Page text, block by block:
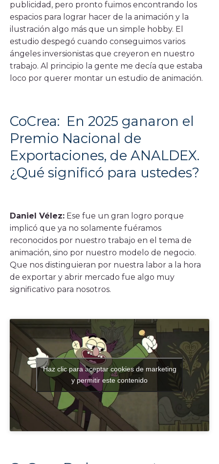
publicidad, pero pronto fuimos encontrando los
espacios para lograr hacer de la animación y la
ilustración algo más que un simple hobby. El
estudio despegó cuando conseguimos varios
ángeles inversionistas que creyeron en nuestro
trabajo. Al principio la gente me decía que estaba
loco por querer montar un estudio de animación.
CoCrea: En 2025 ganaron el
Premio Nacional de
Exportaciones, de ANALDEX.
¿Qué significó para ustedes?
Daniel Vélez: Ese fue un gran logro porque
implicó que ya no solamente fuéramos
reconocidos por nuestro trabajo en el tema de
animación, sino por nuestro modelo de negocio.
Que nos distinguieran por nuestra labor a la hora
de exportar y abrir mercado fue algo muy
significativo para nosotros.
Haz clic para aceptar cookies de marketing
y permitir este contenido